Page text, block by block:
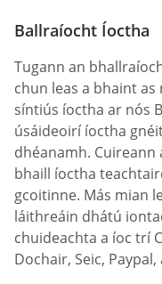
Ballraíocht Íoctha
Tugann an
chun leas a bhaint
síntiús íoctha ar nós
úsáideoirí íoctha
dhéanamh.
bhaill íoctha
gcoitinne. Más mian
láithreáin dhátú
chuideachta a íoc trí
Dochair, Seic,